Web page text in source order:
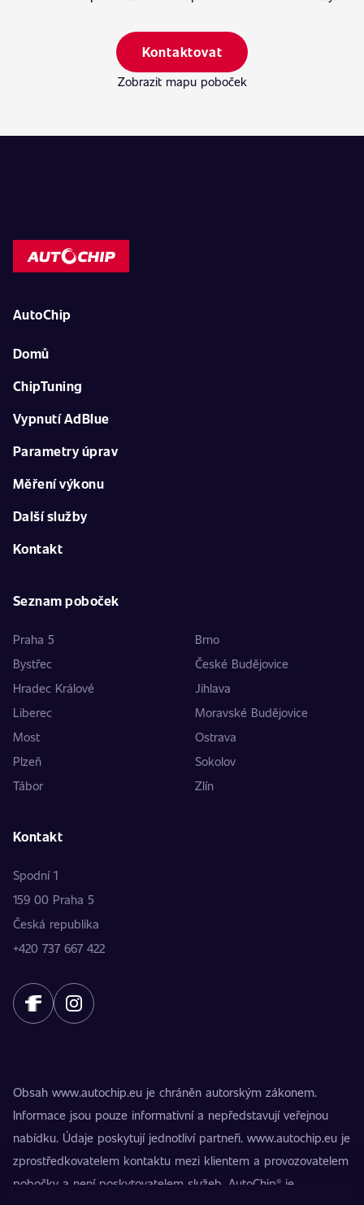
Kontaktovat
Zobrazit mapu poboček
AutoChip
Domů
ChipTuning
Vypnutí AdBlue
Parametry úprav
Měření výkonu
Další služby
Kontakt
Seznam poboček
Praha 5
Brno
Bystřec
České Budějovice
Hradec Králové
Jihlava
Liberec
Moravské Budějovice
Most
Ostrava
Plzeň
Sokolov
Tábor
Zlín
Kontakt
Spodní 1
159 00 Praha 5
Česká republika
+420 737 667 422
Obsah www.autochip.eu je chráněn autorským zákonem.
Informace jsou pouze informativní a nepředstavují veřejnou
nabídku. Údaje poskytují jednotliví partneři. www.autochip.eu je
zprostředkovatelem kontaktu mezi klientem a provozovatelem
pobočky a není poskytovatelem služeb. AutoChip® je